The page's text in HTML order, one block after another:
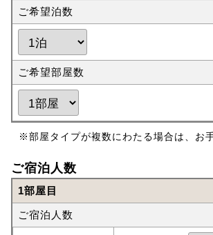
ご希望泊数
ご希望部屋数
※部屋タイプが複数にわたる場合は、お
ご宿泊人数
1部屋目
ご宿泊人数